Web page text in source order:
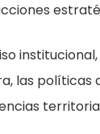
las políticas